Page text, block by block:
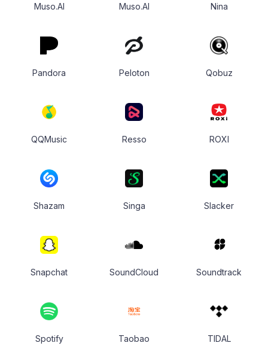
Muso.AI Muso.AI Nina
Pandora Peloton Qobuz
QQMusic Resso ROXI
Shazam Singa Slacker
Snapchat SoundCloud Soundtrack
Spotify Taobao TIDAL